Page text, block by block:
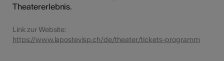
Theatererlebnis.
Link zur Website:
https://www.lapostevisp.ch/de/theater/tickets-programm